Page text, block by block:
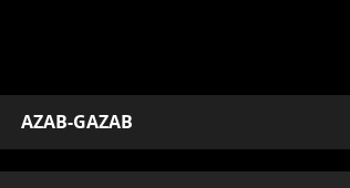
AZAB-GAZAB